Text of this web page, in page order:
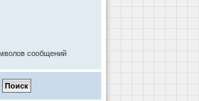
сообщений